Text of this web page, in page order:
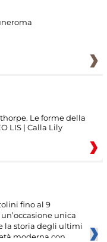
Le forme della
LIS | Calla Lily
fino al 9
unica
la storia degli ultimi
moderna con